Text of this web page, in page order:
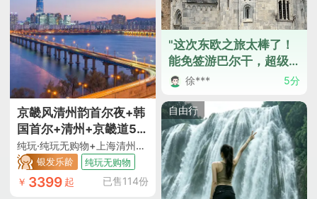
京畿风清州韵首尔夜+韩
国首尔+清州+京畿道5日
4晚跟团游
纯玩·纯玩无购物+上海清州直飞往返+全程五花特二级酒店含早入住+韩服体验+国立清州博物馆+镇川笼桥+非遗水原华城+景福宫+特别赠送精彩涂鸦秀+韩国团体签证
银发乐龄 纯玩无购物
￥ 3399 起 已售114份
"这次东欧之旅太棒了！
能免签游巴尔干，超级
方便。导游专业又热
每一位团友，行程安排
得有条不紊。住宿也很
舒适，最后2晚还免费升
级了五星级酒店，餐饮
也地道美味，性价比真
的是高。而且往返交通
徐*** 5分
自由行